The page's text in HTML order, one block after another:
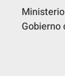
Gobierno